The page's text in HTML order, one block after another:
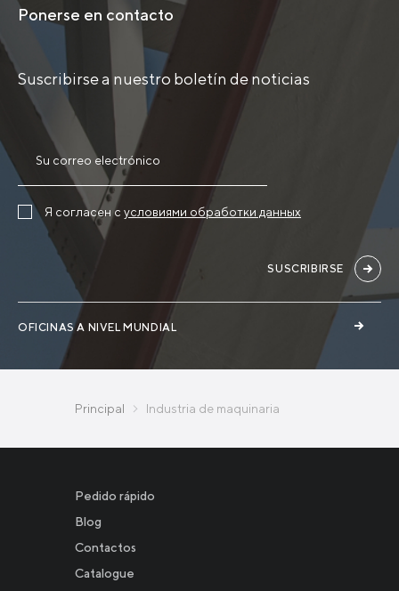
Ponerse en contacto
Suscribirse a nuestro boletín de noticias
OFICINAS A NIVEL MUNDIAL
Я согласен с условиями обработки данных
SUSCRIBIRSE
Principal Industria de maquinaria
Pedido rápido
Blog
Contactos
Catalogue